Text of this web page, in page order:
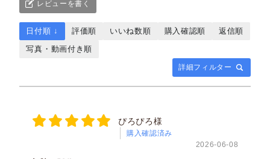
レビューを書く
詳細フィルター
日付順 ↓ 評価順 いいね数順 購入確認順
返信順
写真・動画付き順
ぴろぴろ様
購入確認済み
2026-06-08